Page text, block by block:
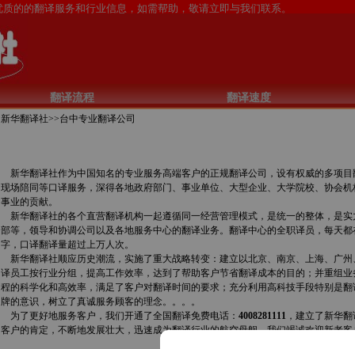
翻译流程 翻译速度
新华翻译社>>台中专业翻译公司
新华翻译社作为中国知名的专业服务高端客户的正规翻译公司，设有权威的多项
现场陪同等口译服务，深得各地政府部门、事业单位、大型企业、大学院校、协会
事业的贡献。
新华翻译社的各个直营翻译机构一起遵循同一经营管理模式，是统一的整体，是
部等，领导和协调公司以及各地服务中心的翻译业务。翻译中心的全职译员，每天
字，口译翻译量超过上万人次。
新华翻译社顺应历史潮流，实施了重大战略转变：建立以北京、南京、上海、广
译员工按行业分组，提高工作效率，达到了帮助客户节省翻译成本的目的；并重组
程的科学化和高效率，满足了客户对翻译时间的要求；充分利用高科技手段特别是
牌的意识，树立了真诚服务顾客的理念。。。。
为了更好地服务客户，我们开通了全国翻译免费电话： 4008281111，建立了新华
客户的肯定，不断地发展壮大，迅速成为翻译行业的航空母舰。我们竭诚欢迎新老